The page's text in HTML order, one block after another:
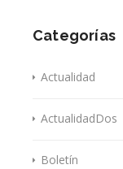
Categorías
Actualidad
ActualidadDos
Boletín